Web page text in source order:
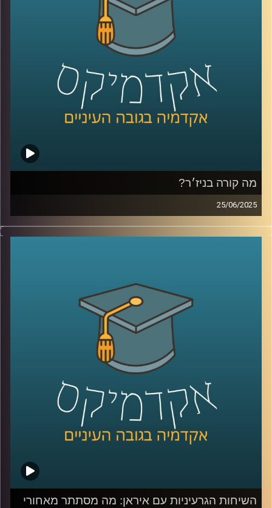
במקביל, הודו מוצאת את עצמה במצב גיאופוליטי מורכב. היא
שואפת לשמור על יחסים טובים עם מדינות כמו ארה”ב ורוסיה,
לצד קשרים עם מדינות כמו איראן וערב הסעודית. ישראל, בתור
שותפה אסטרטגית, מספקת להודו סיוע בטחוני, כולל מידע
ונשק, במיוחד בתחום הלוחמה בטרור.
כדי להבין את הדינמיקות המורכבות הללו, אני שמחה להציג את
נינה סלמה, מומחית למדיניות חוץ מאוניברסיטת רייכמן, שתסייע
לנו להבין את הסכסוך ההודי-פקיסטני, את השפעתו על האזור,
קרדיט תמונות:AudioVersity
מה קורה בניז׳ר?
25/06/2025
הסאהל, אזור במערב אפריקה, כמעט ולא מקבל תשומת לב
בתקשורת העולמית, אך מאורעות בו משפיעים על המפה
אחרות באזור בשנים האחרונות, הפעם תשומת הלב הגלובלית
דווקא כן ממוקדת בניז’ר, שכן היא הפכה לזירה שבה מצטלבים
כמה מהמאבקים הגדולים בעולם. המדינה, עשירה במשאבים
טבעיים וממוקמת באופן אסטרטגי, מה שהופך אותה לאבן
שואבת למעצמות כמו רוסיה, סין וארה”ב, שנאבקות על
השפעה באזור. בנוסף, איראן, שמחפשת להשיג אורניום
להמשך תוכנית הגרעין שלה, שמה עין על מאגרי האורניום
בניז’ר, מה שמגביר עוד יותר את המתח הגלובלי סביב המדינה.
אז מה קורה שם?
כדי לענות על השאלה המורכבת הזאת, הצטרף אליי היום
השגריר ד״ר חיים קורן, בית הספר לאודר לממשל, דיפלומטיה
קרדיט תמונות:AudioVersity
השיחות הגרעיניות עם איראן: מה מסתתר מאחורי